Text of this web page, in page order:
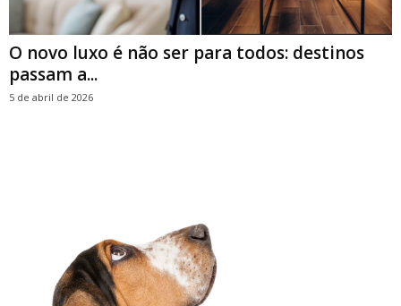
O novo luxo é não ser para todos: destinos
passam a...
5 de abril de 2026